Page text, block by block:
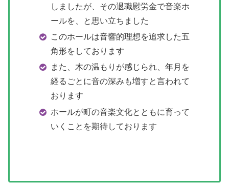
しましたが、その退職慰労金で音楽ホ
ールを、と思い立ちました
このホールは音響的理想を追求した五
角形をしております
また、木の温もりが感じられ、年月を
経るごとに音の深みも増すと言われて
おります
ホールが町の音楽文化とともに育って
いくことを期待しております